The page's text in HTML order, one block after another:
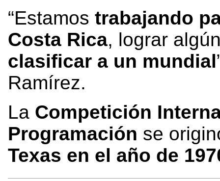
“Estamos trabajando
Costa Rica, lograr
clasificar a un mundial
Ramírez.
La Competición
Programación se
Texas en el año de